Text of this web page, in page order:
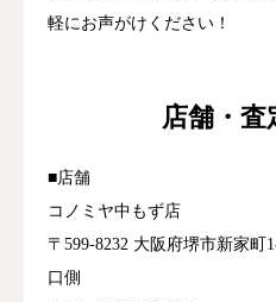
軽にお声がけください！
店舗・査
■店舗
コノミヤ中もず店
〒599-8232 大阪府堺市新家
口側